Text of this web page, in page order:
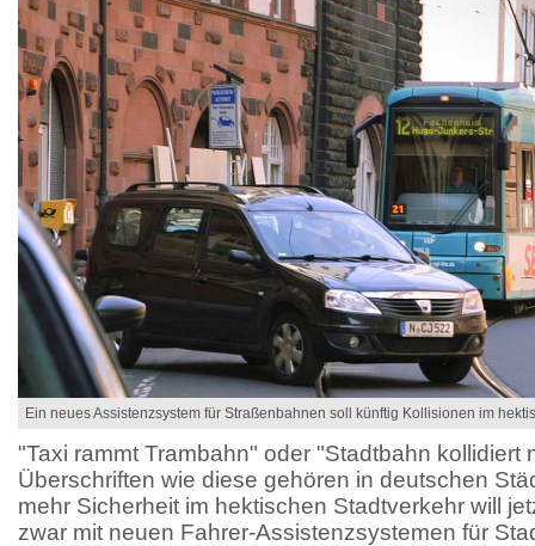
Ein neues Assistenzsystem für Straßenbahnen soll künftig Kollisionen im
"Taxi rammt Trambahn" oder "Stadtbahn kollidiert
Überschriften wie diese gehören in deutschen
mehr Sicherheit im hektischen Stadtverkehr will
zwar mit neuen Fahrer-Assistenzsystemen für